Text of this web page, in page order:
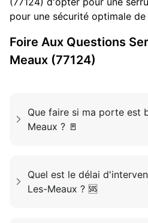
pour une sécurité optimale
Foire Aux Questions
Meaux (77124)
Que faire si ma porte est
Meaux ? 🚪
Quel est le délai
Les-Meaux ? 🆘